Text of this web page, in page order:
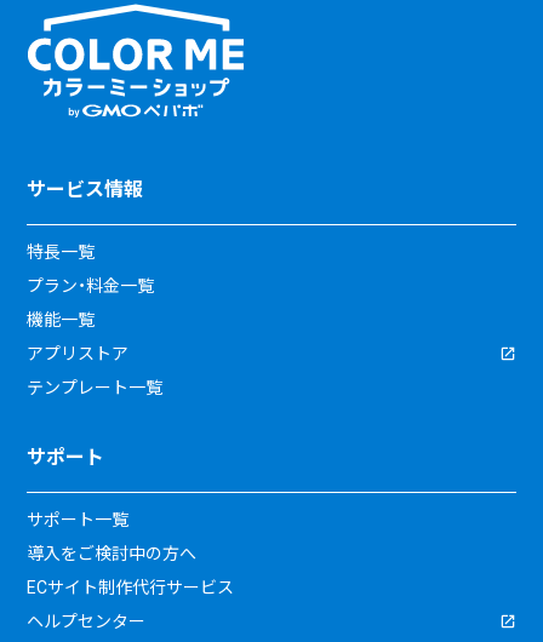
サービス情報
特長一覧
プラン・料金一覧
機能一覧
アプリストア
テンプレート一覧
サポート
サポート一覧
導入をご検討中の方へ
ECサイト制作代行サービス
ヘルプセンター